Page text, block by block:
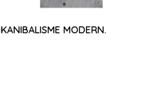
KANIBALISME MODERN.